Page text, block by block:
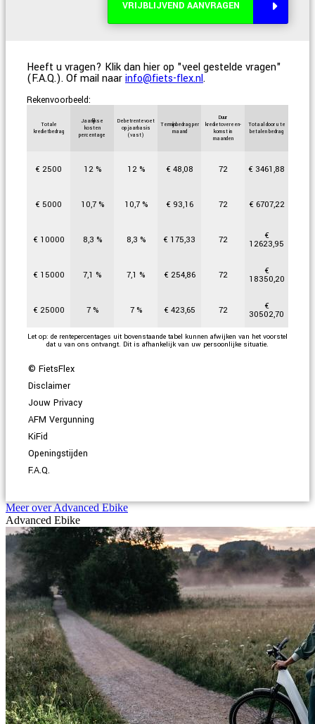
VRIJBLIJVEND AANVRAGEN
Heeft u vragen? Klik danhier op "veel gestelde vragen"
(F.A.Q.). Of mail naarinfo@fiets-flex.nl.
Rekenvoorbeeld:
Totale
kredietbedrag
Jaarlijkse
kosten
percentage
Debetrentevoet
op jaarbasis
(vast)
Termijnbedrag per
maand
Duur
kredietovereen-
komst in
maanden
Totaal door u te
betalen bedrag
€2500 12 % 12 % € 48,08 72 € 3461,88
€ 5000 10,7 % 10,7 % € 93,16 72 € 6707,22
€ 10000 8,3 % 8,3 % € 175,33 72 €
12623,95
€ 15000 7,1 % 7,1 % € 254,86 72 €
18350,20
€ 25000 7 % 7 % € 423,65 72 €
30502,70
Let op: de rentepercentages uit bovenstaande tabel kunnen afwijken van het voorstel
dat u van ons ontvangt. Dit is afhankelijk van uw persoonlijke situatie.
© FietsFlex
Disclaimer
Jouw Privacy
AFM Vergunning
KiFid
Openingstijden
F.A.Q.
Meer over Advanced Ebike
Advanced Ebike